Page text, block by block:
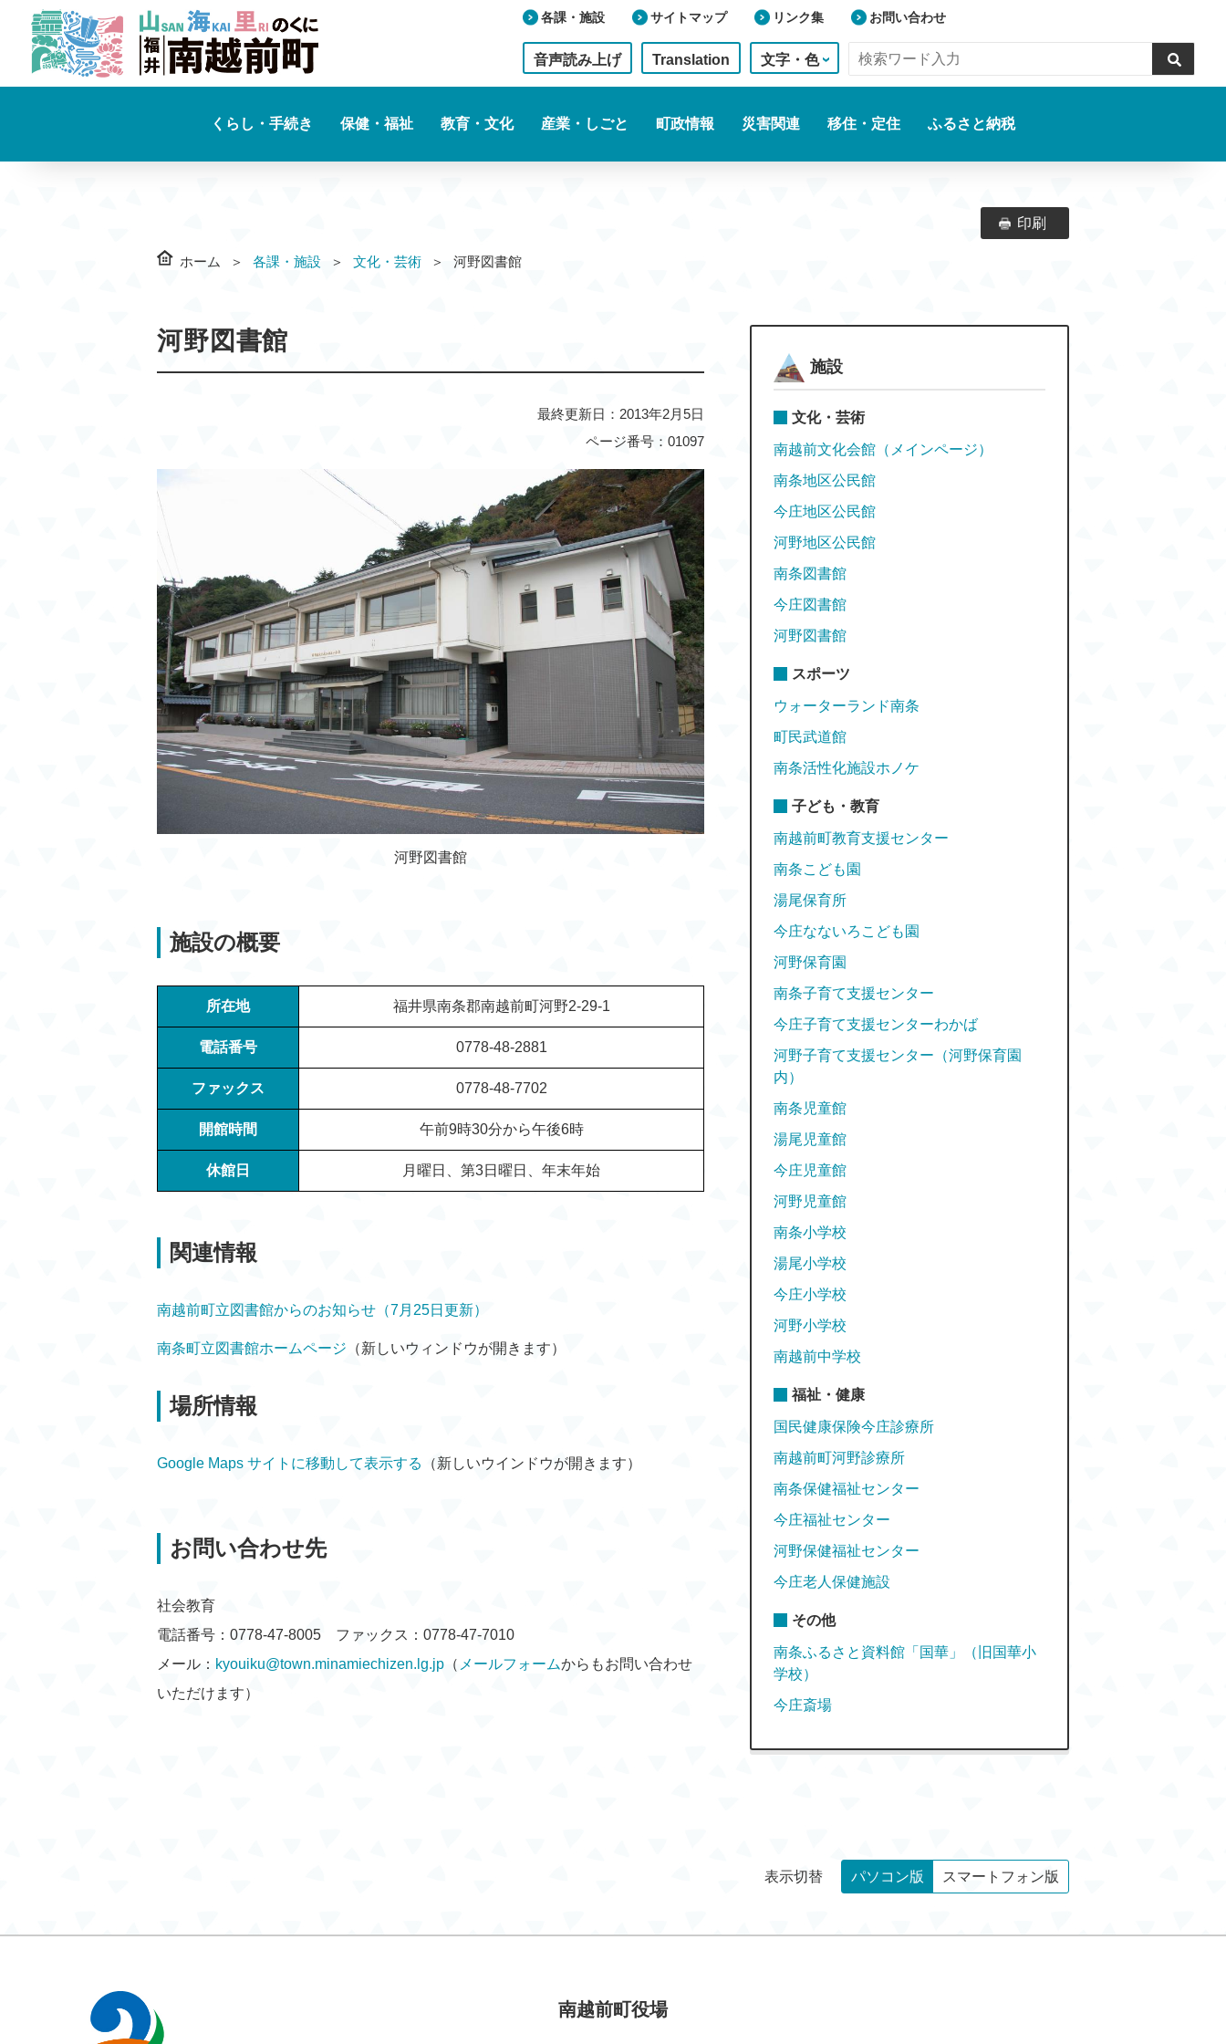
各課・施設 サイトマップ リンク集 お問い合わせ
音声読み上げ Translation 文字・色
くらし・手続き 保健・福祉 教育・文化 産業・しごと 町政情報 災害関連 移住・定住 ふるさと納税
ホーム 各課・施設 文化・芸術 河野図書館
印刷
河野図書館
最終更新日：2013年2月5日
ページ番号：01097
河野図書館
施設の概要
所在地 福井県南条郡南越前町河野2-29-1
電話番号 0778-48-2881
ファックス 0778-48-7702
開館時間 午前9時30分から午後6時
休館日 月曜日、第3日曜日、年末年始
関連情報
南越前町立図書館からのお知らせ（7月25日更新）
南条町立図書館ホームページ （新しいウィンドウが開きます）
場所情報
Google Maps サイトに移動して表示する （新しいウインドウが開きます）
お問い合わせ先
社会教育
電話番号：0778-47-8005 ファックス：0778-47-7010
メール： kyouiku@town.minamiechizen.lg.jp （ メールフォームからもお問い合わせ
いただけます）
施設
文化・芸術
南越前文化会館（メインページ）
南条地区公民館
今庄地区公民館
河野地区公民館
南条図書館
今庄図書館
河野図書館
スポーツ
ウォーターランド南条
町民武道館
南条活性化施設ホノケ
子ども・教育
南越前町教育支援センター
南条こども園
湯尾保育所
今庄なないろこども園
河野保育園
南条子育て支援センター
今庄子育て支援センターわかば
河野子育て支援センター（河野保育園
内）
南条児童館
湯尾児童館
今庄児童館
河野児童館
南条小学校
湯尾小学校
今庄小学校
河野小学校
南越前中学校
福祉・健康
国民健康保険今庄診療所
南越前町河野診療所
南条保健福祉センター
今庄福祉センター
河野保健福祉センター
今庄老人保健施設
その他
南条ふるさと資料館「国華」（旧国華小
学校）
今庄斎場
表示切替 パソコン版 スマートフォン版
南越前町役場